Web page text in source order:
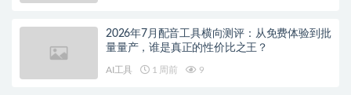
2026年7月配音工具横向测评：从免费体验到批
量量产，谁是真正的性价比之王？
AI工具 1 周前 9